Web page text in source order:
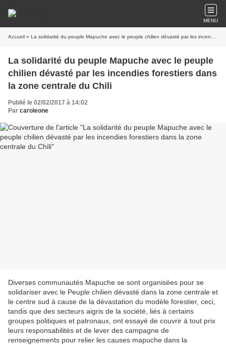
MENU
Accueil » La solidarité du peuple Mapuche avec le peuple chilien dévasté par les incendies forestiers dans la zone centrale du Chili
La solidarité du peuple Mapuche avec le peuple
chilien dévasté par les incendies forestiers dans
la zone centrale du Chili
Publié le 02/02/2017 à 14:02
Par caroleone
Diverses communautés Mapuche se sont organisées pour se
solidariser avec le Peuple chilien dévasté dans la zone centrale et
le centre sud à cause de la dévastation du modèle forestier, ceci,
tandis que des secteurs aigris de la société, liés à certains
groupes politiques et patronaux, ont essayé de couvrir à tout prix
leurs responsabilités et de lever des campagne de
renseignements pour relier les causes mapuche dans la